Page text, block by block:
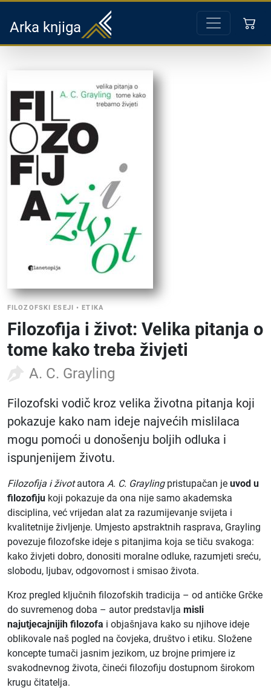
Arka knjiga
FILOZOFSKI ESEJI •ETIKA
Filozofija i život: Velika pitanja o
tome kako treba živjeti
A. C. Grayling
Filozofski vodič kroz velika životna pitanja koji
pokazuje kako nam ideje najvećih mislilaca
mogu pomoći u donošenju boljih odluka i
ispunjenijem životu.
Filozofija i životautora A. C. Graylingpristupačan je uvod u
filozofiju koji pokazuje da ona nije samo akademska
disciplina, već vrijedan alat za razumijevanje svijeta i
kvalitetnije življenje. Umjesto apstraktnih rasprava, Grayling
povezuje filozofske ideje s pitanjima koja se tiču svakoga:
kako živjeti dobro, donositi moralne odluke, razumjeti sreću,
slobodu, ljubav, odgovornost i smisao života.
Kroz pregled ključnih filozofskih tradicija – od antičke Grčke
do suvremenog doba – autor predstavlja misli
najutjecajnijih filozofa i objašnjava kako su njihove ideje
oblikovale naš pogled na čovjeka, društvo i etiku. Složene
koncepte tumači jasnim jezikom, uz brojne primjere iz
svakodnevnog života, čineći filozofiju dostupnom širokom
krugu čitatelja.